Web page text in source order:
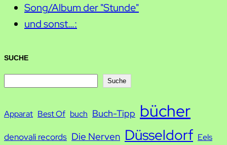
Song/Album der "Stunde"
und sonst…:
SUCHE
c
Suche
Apparat Best Of buch Buch-Tipp bücher
denovali records Die Nerven Düsseldorf Eels